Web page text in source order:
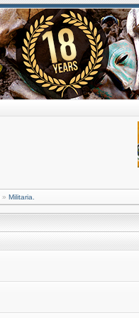
» Militaria.